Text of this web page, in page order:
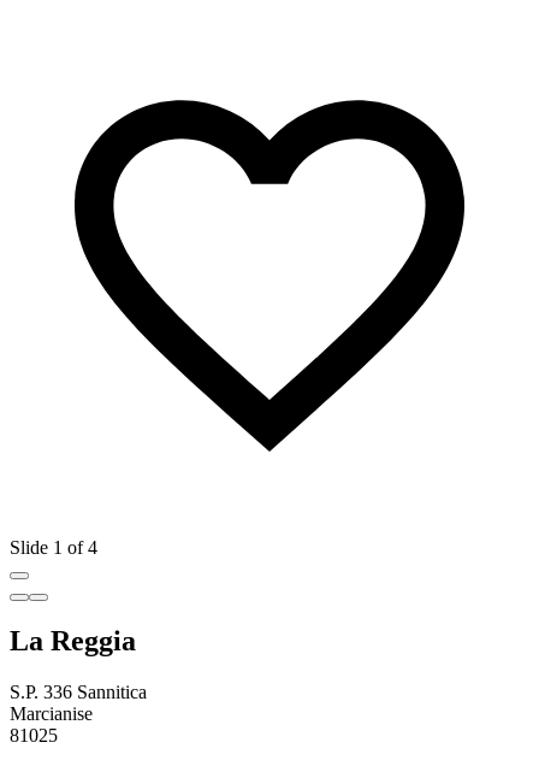
Slide 1 of 4
La Reggia
S.P. 336 Sannitica
Marcianise
81025